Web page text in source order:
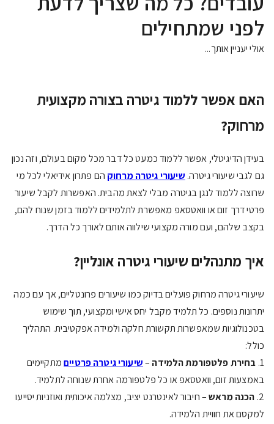
לפני שמתחילים
אולי יעניין אותך...
האם אפשר ללמוד גיטרה בצורה מקצועית
מרחוק?
בעידן הדיגיטלי, אפשר ללמוד כמעט כל דבר מכל מקום בעולם, וזה נכון
גם לגבי שיעורי גיטרה. שיעורי גיטרה מרחוק הם פתרון אידיאלי לכל מי
שרוצה ללמוד לנגן בגיטרה מבלי לצאת מהבית. האפשרות לקבל שיעור
פרטי דרך זום או וואטסאפ מאפשרת לתלמידים ללמוד בזמן שנוח להם,
בקצב שלהם, ועם מורה מקצועי שילווה אותם לאורך כל הדרך.
איך מתנהלים שיעורי גיטרה אונליין?
שיעורי גיטרה מרחוק פועלים בדיוק כמו שיעורים פרונטליים, אך עם כמה
יתרונות נוספים. כל תלמיד מקבל יחס אישי ומקצועי, תוך שימוש
בטכנולוגיות שמאפשרות תקשורת חלקה ולמידה אפקטיבית. התהליך
כולל:
1. בחירת פלטפורמת הלמידה –שיעורי גיטרה פרטייםמתקיימים
באמצעות זום, וואטסאפ או כל פלטפורמה אחרת שנוחה לתלמיד.
2. הכנה מראש– חיבור לאינטרנט יציב, מצלמה איכותית ואוזניות יסייעו
למקסם את חוויית הלמידה.